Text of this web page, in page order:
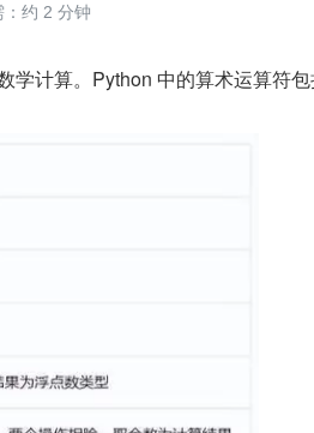
：约 2 分钟
学计算。Python 中的算术运算符